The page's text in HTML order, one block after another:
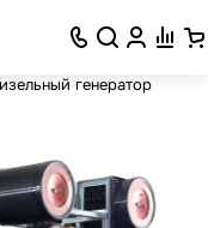
генератор